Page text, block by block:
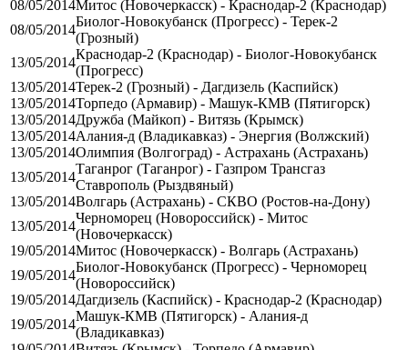
08/05/2014Митос (Новочеркасск) - Краснодар-2 (Краснодар)
08/05/2014
Биолог-Новокубанск (Прогресс) - Терек-2
(Грозный)
13/05/2014
Краснодар-2 (Краснодар) - Биолог-Новокубанск
(Прогресс)
13/05/2014Терек-2 (Грозный) - Дагдизель (Каспийск)
13/05/2014Торпедо (Армавир) - Машук-КМВ (Пятигорск)
13/05/2014Дружба (Майкоп) - Витязь (Крымск)
13/05/2014Алания-д (Владикавказ) - Энергия (Волжский)
13/05/2014Олимпия (Волгоград) - Астрахань (Астрахань)
13/05/2014
Таганрог (Таганрог) - Газпром Трансгаз
Ставрополь (Рыздвяный)
13/05/2014Волгарь (Астрахань) - СКВО (Ростов-на-Дону)
13/05/2014
Черноморец (Новороссийск) - Митос
(Новочеркасск)
19/05/2014Митос (Новочеркасск) - Волгарь (Астрахань)
19/05/2014
Биолог-Новокубанск (Прогресс) - Черноморец
(Новороссийск)
19/05/2014Дагдизель (Каспийск) - Краснодар-2 (Краснодар)
19/05/2014
Машук-КМВ (Пятигорск) - Алания-д
(Владикавказ)